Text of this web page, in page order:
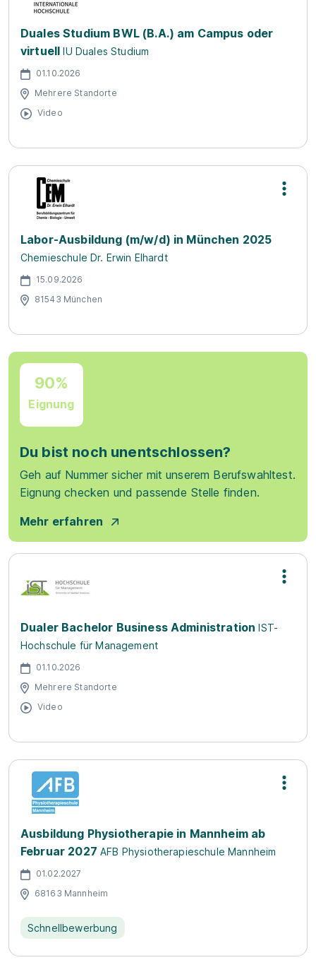
Duales Studium BWL (B.A.) am Campus oder
virtuell IU Duales Studium
01.10.2026
Mehrere Standorte
Video
Labor-Ausbildung (m/w/d) in München 2025
Chemieschule Dr. Erwin Elhardt
15.09.2026
81543 München
90%
Eignung
Du bist noch unentschlossen?
Geh auf Nummer sicher mit unserem Berufswahltest.
Eignung checken und passende Stelle finden.
Mehr erfahren
Dualer Bachelor Business Administration IST-
Hochschule für Management
01.10.2026
Mehrere Standorte
Video
Ausbildung Physiotherapie in Mannheim ab
Februar 2027 AFB Physiotherapieschule Mannheim
01.02.2027
68163 Mannheim
Schnellbewerbung